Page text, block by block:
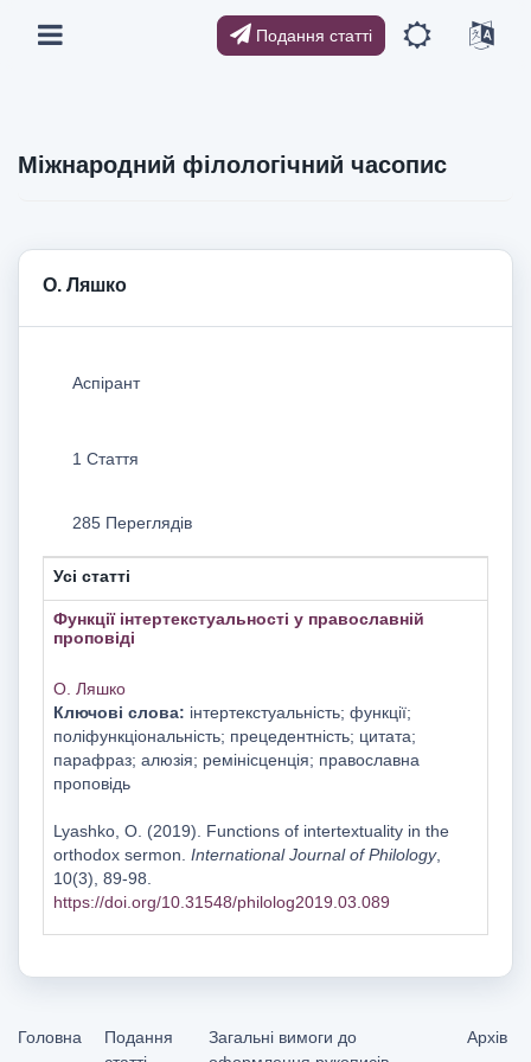
Подання статті
Міжнародний філологічний часопис
О. Ляшко
Аспірант
1 Стаття
285 Переглядів
Усі статті
Функції інтертекстуальності у православній
проповіді
О. Ляшко
Ключові слова: інтертекстуальність; функції;
поліфункціональність; прецедентність; цитата;
парафраз; алюзія; ремінісценція; православна
проповідь
Lyashko, O. (2019). Functions of intertextuality in the
orthodox sermon. International Journal of Philology,
10(3), 89-98.
https://doi.org/10.31548/philolog2019.03.089
Головна
Подання
Загальні вимоги до
Архів